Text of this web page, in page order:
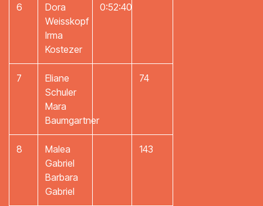
6
Dora
Weisskopf
Irma
Kostezer
0:52:40
7
Eliane
Schuler
Mara
Baumgartner
74
8
Malea
Gabriel
Barbara
Gabriel
143